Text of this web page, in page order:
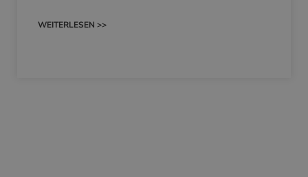
WEITERLESEN >>